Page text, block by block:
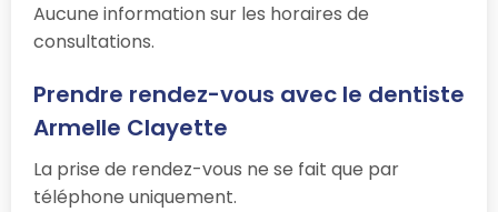
Aucune information sur les horaires de
consultations.
Prendre rendez-vous avec le dentiste
Armelle Clayette
La prise de rendez-vous ne se fait que par
téléphone uniquement.